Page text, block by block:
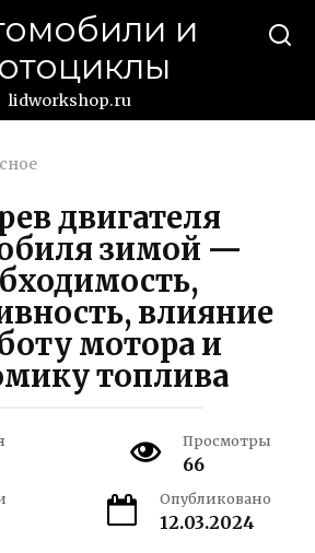
и
lidworkshop.ru
двигателя
зимой —
влияние
мотора и
топлива
Просмотры
66
Опубликовано
12.03.2024